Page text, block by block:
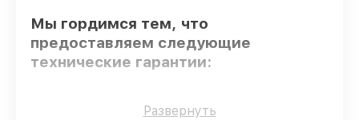
Мы гордимся тем, что
предоставляем следующие
технические гарантии:
Оригинальные детали– для всех видов
Развернуть